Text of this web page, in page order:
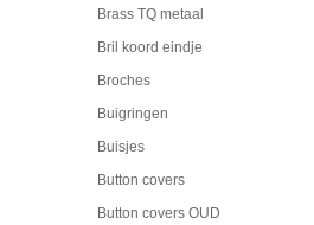
Brass TQ metaal
Bril koord eindje
Broches
Buigringen
Buisjes
Button covers
Button covers OUD